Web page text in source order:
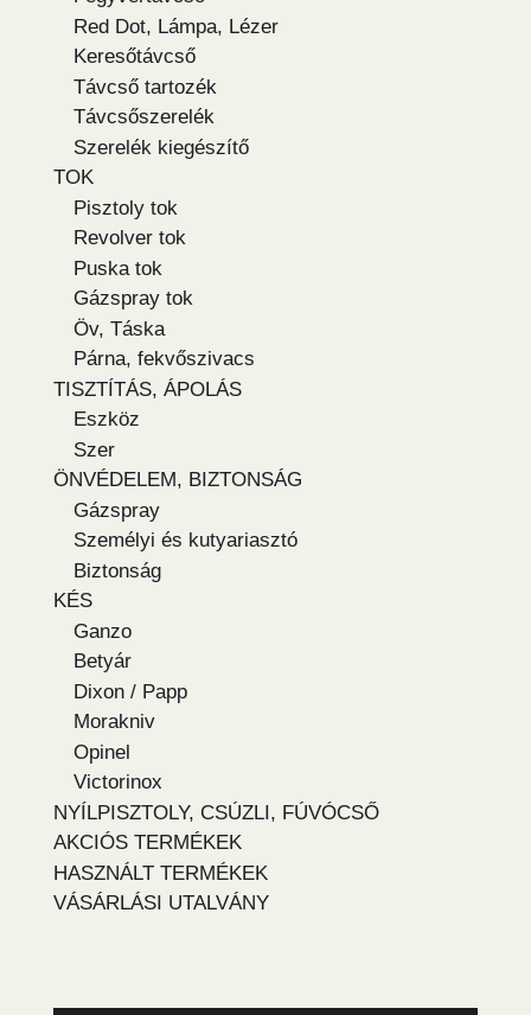
Red Dot, Lámpa, Lézer
Keresőtávcső
Távcső tartozék
Távcsőszerelék
Szerelék kiegészítő
TOK
Pisztoly tok
Revolver tok
Puska tok
Gázspray tok
Öv, Táska
Párna, fekvőszivacs
TISZTÍTÁS, ÁPOLÁS
Eszköz
Szer
ÖNVÉDELEM, BIZTONSÁG
Gázspray
Személyi és kutyariasztó
Biztonság
KÉS
Ganzo
Betyár
Dixon / Papp
Morakniv
Opinel
Victorinox
NYÍLPISZTOLY, CSÚZLI, FÚVÓCSŐ
AKCIÓS TERMÉKEK
HASZNÁLT TERMÉKEK
VÁSÁRLÁSI UTALVÁNY